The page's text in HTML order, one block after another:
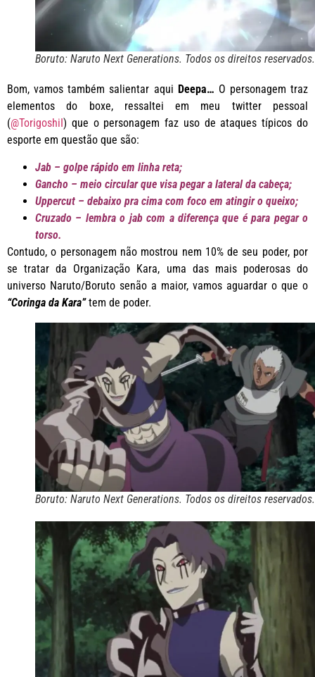
Boruto: Naruto Next Generations. Todos os direitos reservados.
Bom, vamos também salientar aqui Deepa… O personagem traz
elementos do boxe, ressaltei em meu twitter pessoal
(@TorigoshiI ) que o personagem faz uso de ataques típicos do
esporte em questão que são:
Jab – golpe rápido em linha reta;
Gancho – meio circular que visa pegar a lateral da cabeça;
Uppercut – debaixo pra cima com foco em atingir o queixo;
Cruzado – lembra o jab com a diferença que é para pegar o
torso.
Contudo, o personagem não mostrou nem 10% de seu poder, por
se tratar da Organização Kara, uma das mais poderosas do
universo Naruto/Boruto senão a maior, vamos aguardar o que o
“Coringa da Kara” tem de poder.
Boruto: Naruto Next Generations. Todos os direitos reservados.